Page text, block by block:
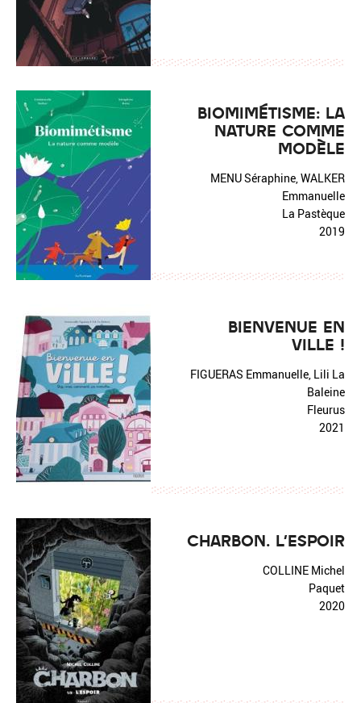
BIOMIMÉTISME: LA
NATURE COMME
MODÈLE
MENU Séraphine, WALKER
Emmanuelle
La Pastèque
2019
BIENVENUE EN
VILLE !
FIGUERAS Emmanuelle, Lili La
Baleine
Fleurus
2021
CHARBON. L'ESPOIR
COLLINE Michel
Paquet
2020